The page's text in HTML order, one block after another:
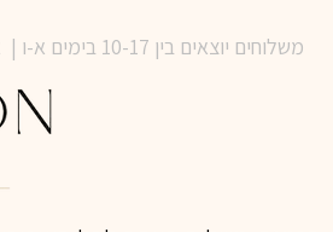
משלוחים יוצאים בין 10-17 בימים א-ו | אין משלוחים בשבתות וחגים | ניתן לבצע הזמנה לאותו היום עד שעה 14:00